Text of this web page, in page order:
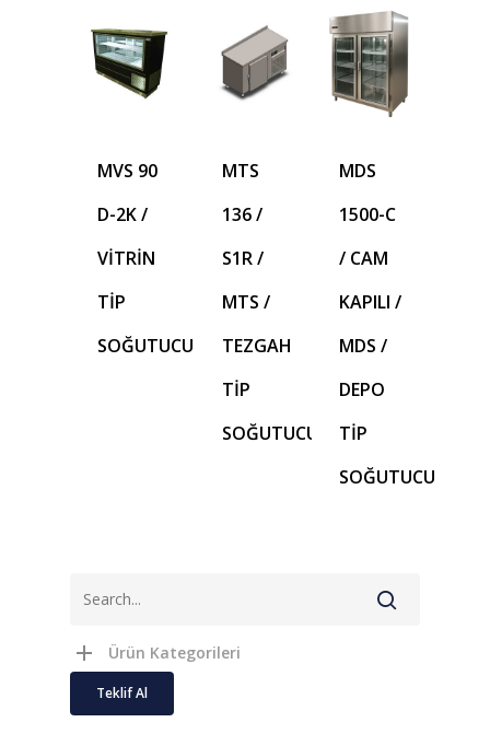
MVS 90
D-2K /
VİTRİN
TİP
SOĞUTUCU
MTS
136 /
S1R /
MTS /
TEZGAH
TİP
SOĞUTUCU
MDS
1500-C
/ CAM
KAPILI /
MDS /
DEPO
TİP
SOĞUTUCU
Ürün Kategorileri
Teklif Al